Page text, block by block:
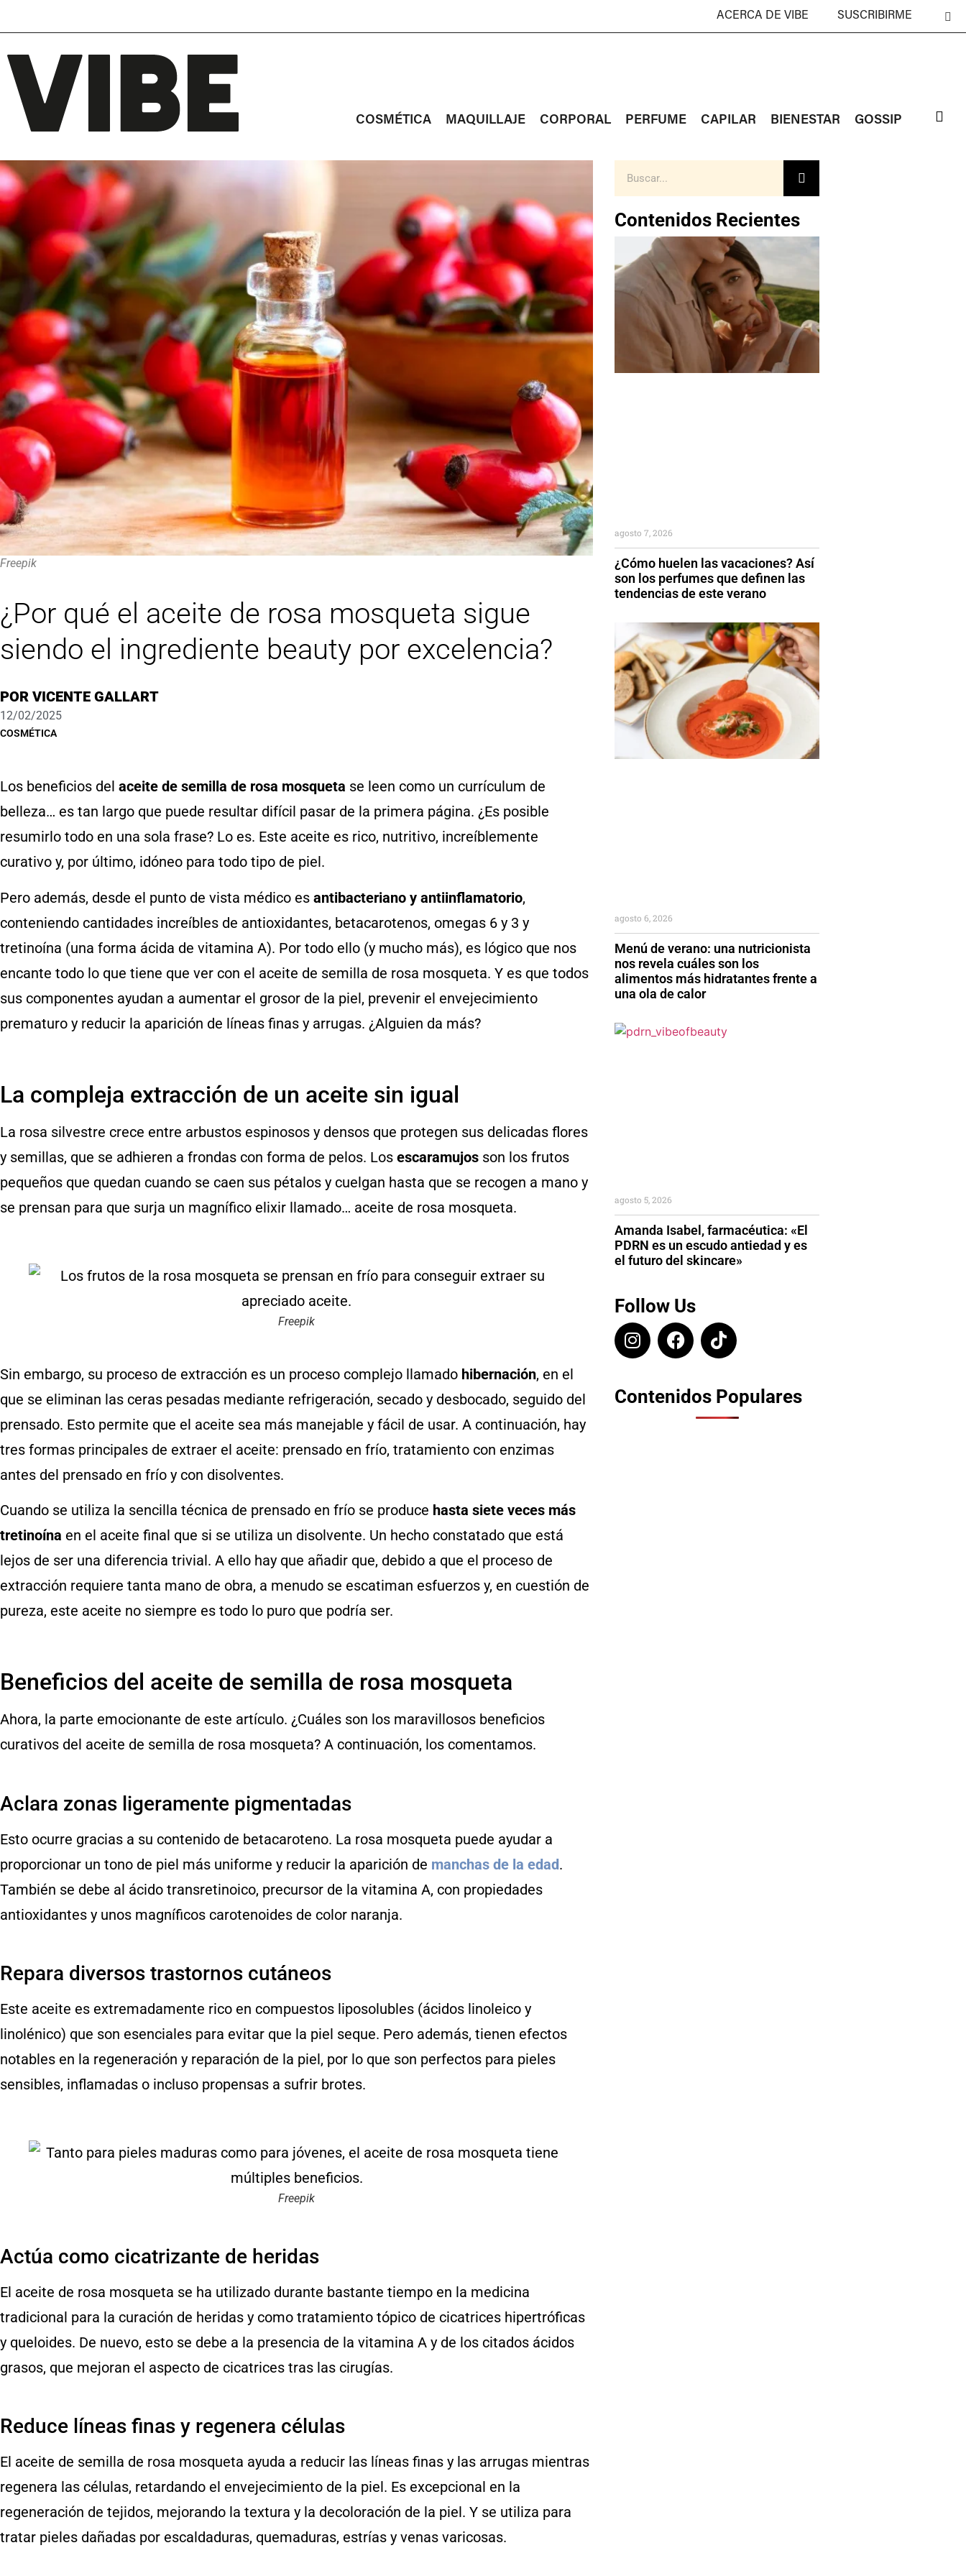
ACERCA DE VIBE SUSCRIBIRME
COSMÉTICA MAQUILLAJE CORPORAL PERFUME CAPILAR BIENESTAR GOSSIP
Freepik
¿Por qué el aceite de rosa mosqueta sigue
siendo el ingrediente beauty por excelencia?
POR VICENTE GALLART
12/02/2025
COSMÉTICA
Los beneficios del aceite de semilla de rosa mosqueta se leen como un currículum de
belleza… es tan largo que puede resultar difícil pasar de la primera página. ¿Es posible
resumirlo todo en una sola frase? Lo es. Este aceite es rico, nutritivo, increíblemente
curativo y, por último, idóneo para todo tipo de piel.
Pero además, desde el punto de vista médico es antibacteriano y antiinflamatorio,
conteniendo cantidades increíbles de antioxidantes, betacarotenos, omegas 6 y 3 y
tretinoína (una forma ácida de vitamina A). Por todo ello (y mucho más), es lógico que nos
encante todo lo que tiene que ver con el aceite de semilla de rosa mosqueta. Y es que todos
sus componentes ayudan a aumentar el grosor de la piel, prevenir el envejecimiento
prematuro y reducir la aparición de líneas finas y arrugas. ¿Alguien da más?
La compleja extracción de un aceite sin igual
La rosa silvestre crece entre arbustos espinosos y densos que protegen sus delicadas flores
y semillas, que se adhieren a frondas con forma de pelos. Los escaramujos son los frutos
pequeños que quedan cuando se caen sus pétalos y cuelgan hasta que se recogen a mano y
se prensan para que surja un magnífico elixir llamado… aceite de rosa mosqueta.
Freepik
Sin embargo, su proceso de extracción es un proceso complejo llamado hibernación, en el
que se eliminan las ceras pesadas mediante refrigeración, secado y desbocado, seguido del
prensado. Esto permite que el aceite sea más manejable y fácil de usar. A continuación, hay
tres formas principales de extraer el aceite: prensado en frío, tratamiento con enzimas
antes del prensado en frío y con disolventes.
Cuando se utiliza la sencilla técnica de prensado en frío se produce hasta siete veces más
tretinoína en el aceite final que si se utiliza un disolvente. Un hecho constatado que está
lejos de ser una diferencia trivial. A ello hay que añadir que, debido a que el proceso de
extracción requiere tanta mano de obra, a menudo se escatiman esfuerzos y, en cuestión de
pureza, este aceite no siempre es todo lo puro que podría ser.
Beneficios del aceite de semilla de rosa mosqueta
Ahora, la parte emocionante de este artículo. ¿Cuáles son los maravillosos beneficios
curativos del aceite de semilla de rosa mosqueta? A continuación, los comentamos.
Aclara zonas ligeramente pigmentadas
Esto ocurre gracias a su contenido de betacaroteno. La rosa mosqueta puede ayudar a
proporcionar un tono de piel más uniforme y reducir la aparición de manchas de la edad.
También se debe al ácido transretinoico, precursor de la vitamina A, con propiedades
antioxidantes y unos magníficos carotenoides de color naranja.
Repara diversos trastornos cutáneos
Este aceite es extremadamente rico en compuestos liposolubles (ácidos linoleico y
linolénico) que son esenciales para evitar que la piel seque. Pero además, tienen efectos
notables en la regeneración y reparación de la piel, por lo que son perfectos para pieles
sensibles, inflamadas o incluso propensas a sufrir brotes.
Freepik
Actúa como cicatrizante de heridas
El aceite de rosa mosqueta se ha utilizado durante bastante tiempo en la medicina
tradicional para la curación de heridas y como tratamiento tópico de cicatrices hipertróficas
y queloides. De nuevo, esto se debe a la presencia de la vitamina A y de los citados ácidos
grasos, que mejoran el aspecto de cicatrices tras las cirugías.
Reduce líneas finas y regenera células
El aceite de semilla de rosa mosqueta ayuda a reducir las líneas finas y las arrugas mientras
regenera las células, retardando el envejecimiento de la piel. Es excepcional en la
regeneración de tejidos, mejorando la textura y la decoloración de la piel. Y se utiliza para
tratar pieles dañadas por escaldaduras, quemaduras, estrías y venas varicosas.
Contenidos Recientes
¿Cómo huelen las vacaciones? Así
son los perfumes que definen las
tendencias de este verano
agosto 7, 2026
Menú de verano: una nutricionista
nos revela cuáles son los
alimentos más hidratantes frente a
una ola de calor
agosto 6, 2026
Amanda Isabel, farmacéutica: «El
PDRN es un escudo antiedad y es
el futuro del skincare»
agosto 5, 2026
Follow Us
Contenidos Populares